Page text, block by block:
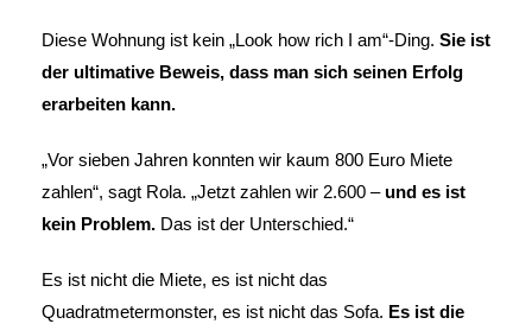
Diese Wohnung ist kein „Look how rich I am“-Ding. Sie ist
der ultimative Beweis, dass man sich seinen Erfolg
erarbeiten kann.
„Vor sieben Jahren konnten wir kaum 800 Euro Miete
zahlen“, sagt Rola. „Jetzt zahlen wir 2.600 – und es ist
kein Problem. Das ist der Unterschied.“
Es ist nicht die Miete, es ist nicht das
Quadratmetermonster, es ist nicht das Sofa. Es ist die